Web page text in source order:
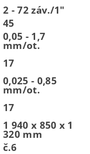
2 - 72 záv./1"
45
0,05 - 1,7
mm/ot.
17
0,025 - 0,85
mm/ot.
17
1 940 x 850 x 1
320 mm
č.6